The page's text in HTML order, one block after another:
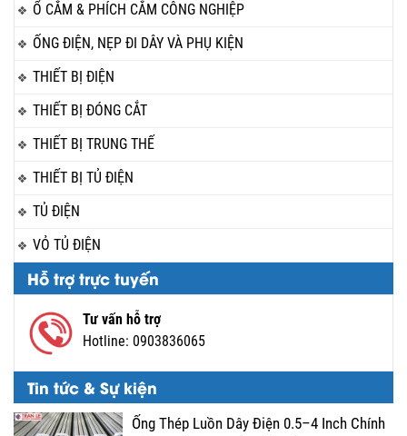
Ổ CẮM & PHÍCH CẮM CÔNG NGHIỆP
ỐNG ĐIỆN, NẸP ĐI DÂY VÀ PHỤ KIỆN
THIẾT BỊ ĐIỆN
THIẾT BỊ ĐÓNG CẮT
THIẾT BỊ TRUNG THẾ
THIẾT BỊ TỦ ĐIỆN
TỦ ĐIỆN
VỎ TỦ ĐIỆN
Hỗ trợ trực tuyến
Tư vấn hỗ trợ
Hotline: 0903836065
Tin tức & Sự kiện
Ống Thép Luồn Dây Điện 0.5–4 Inch Chính